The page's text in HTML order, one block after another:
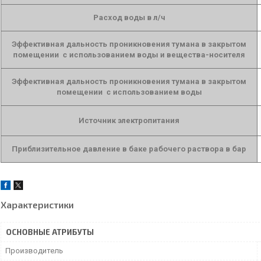
Расход воды в л/ч
Эффективная дальность проникновения тумана в закрытом
помещении с использованием воды и вещества-носителя
Эффективная дальность проникновения тумана в закрытом
помещении с использованием воды
Источник электропитания
Приблизительное давление в баке рабочего раствора в бар
Характеристики
ОСНОВНЫЕ АТРИБУТЫ
Производитель